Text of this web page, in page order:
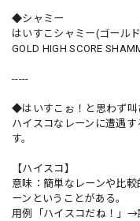
◆シャミー
はいすこシャミー(ゴール
GOLD HIGH SCORE
-----
◆はいすこぉ！と思わず叫
ハイスコなレーンに遭遇
す。
【ハイスコ】
意味：簡単なレーンや比
ーンということがある。
用例「ハイスコだね！」→